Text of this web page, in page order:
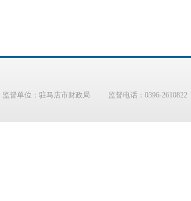
监督单位：驻马店市财政局 监督电话：0396-2610822